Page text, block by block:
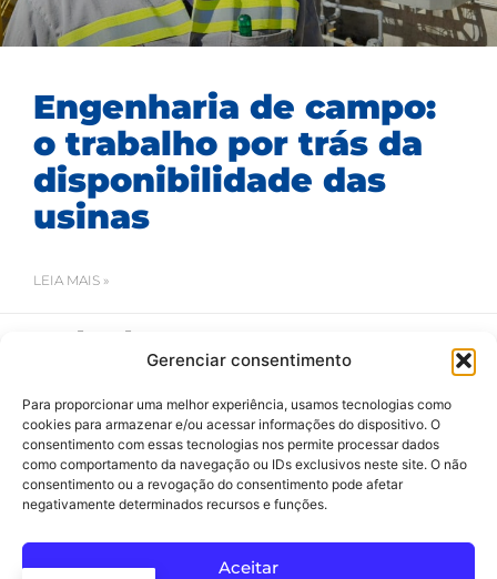
Gerenciar consentimento
Para proporcionar uma melhor experiência, usamos tecnologias como
cookies para armazenar e/ou acessar informações do dispositivo. O
consentimento com essas tecnologias nos permite processar dados
como comportamento da navegação ou IDs exclusivos neste site. O não
consentimento ou a revogação do consentimento pode afetar
negativamente determinados recursos e funções.
Aceitar
Engenharia de campo:
o trabalho por trás da
disponibilidade das
usinas
LEIA MAIS »
Av Arthur dos Santos, 313 • Pq. Industrial Água Preta • Pindamonhangaba • SP • Brasil • CEP 12404-289